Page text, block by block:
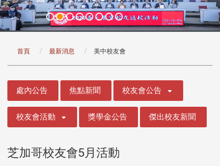
首頁 最新消息 美中校友會
處內公告 焦點新聞 校友會公告
校友會活動 獎學金公告 傑出校友新聞
芝加哥校友會5月活動